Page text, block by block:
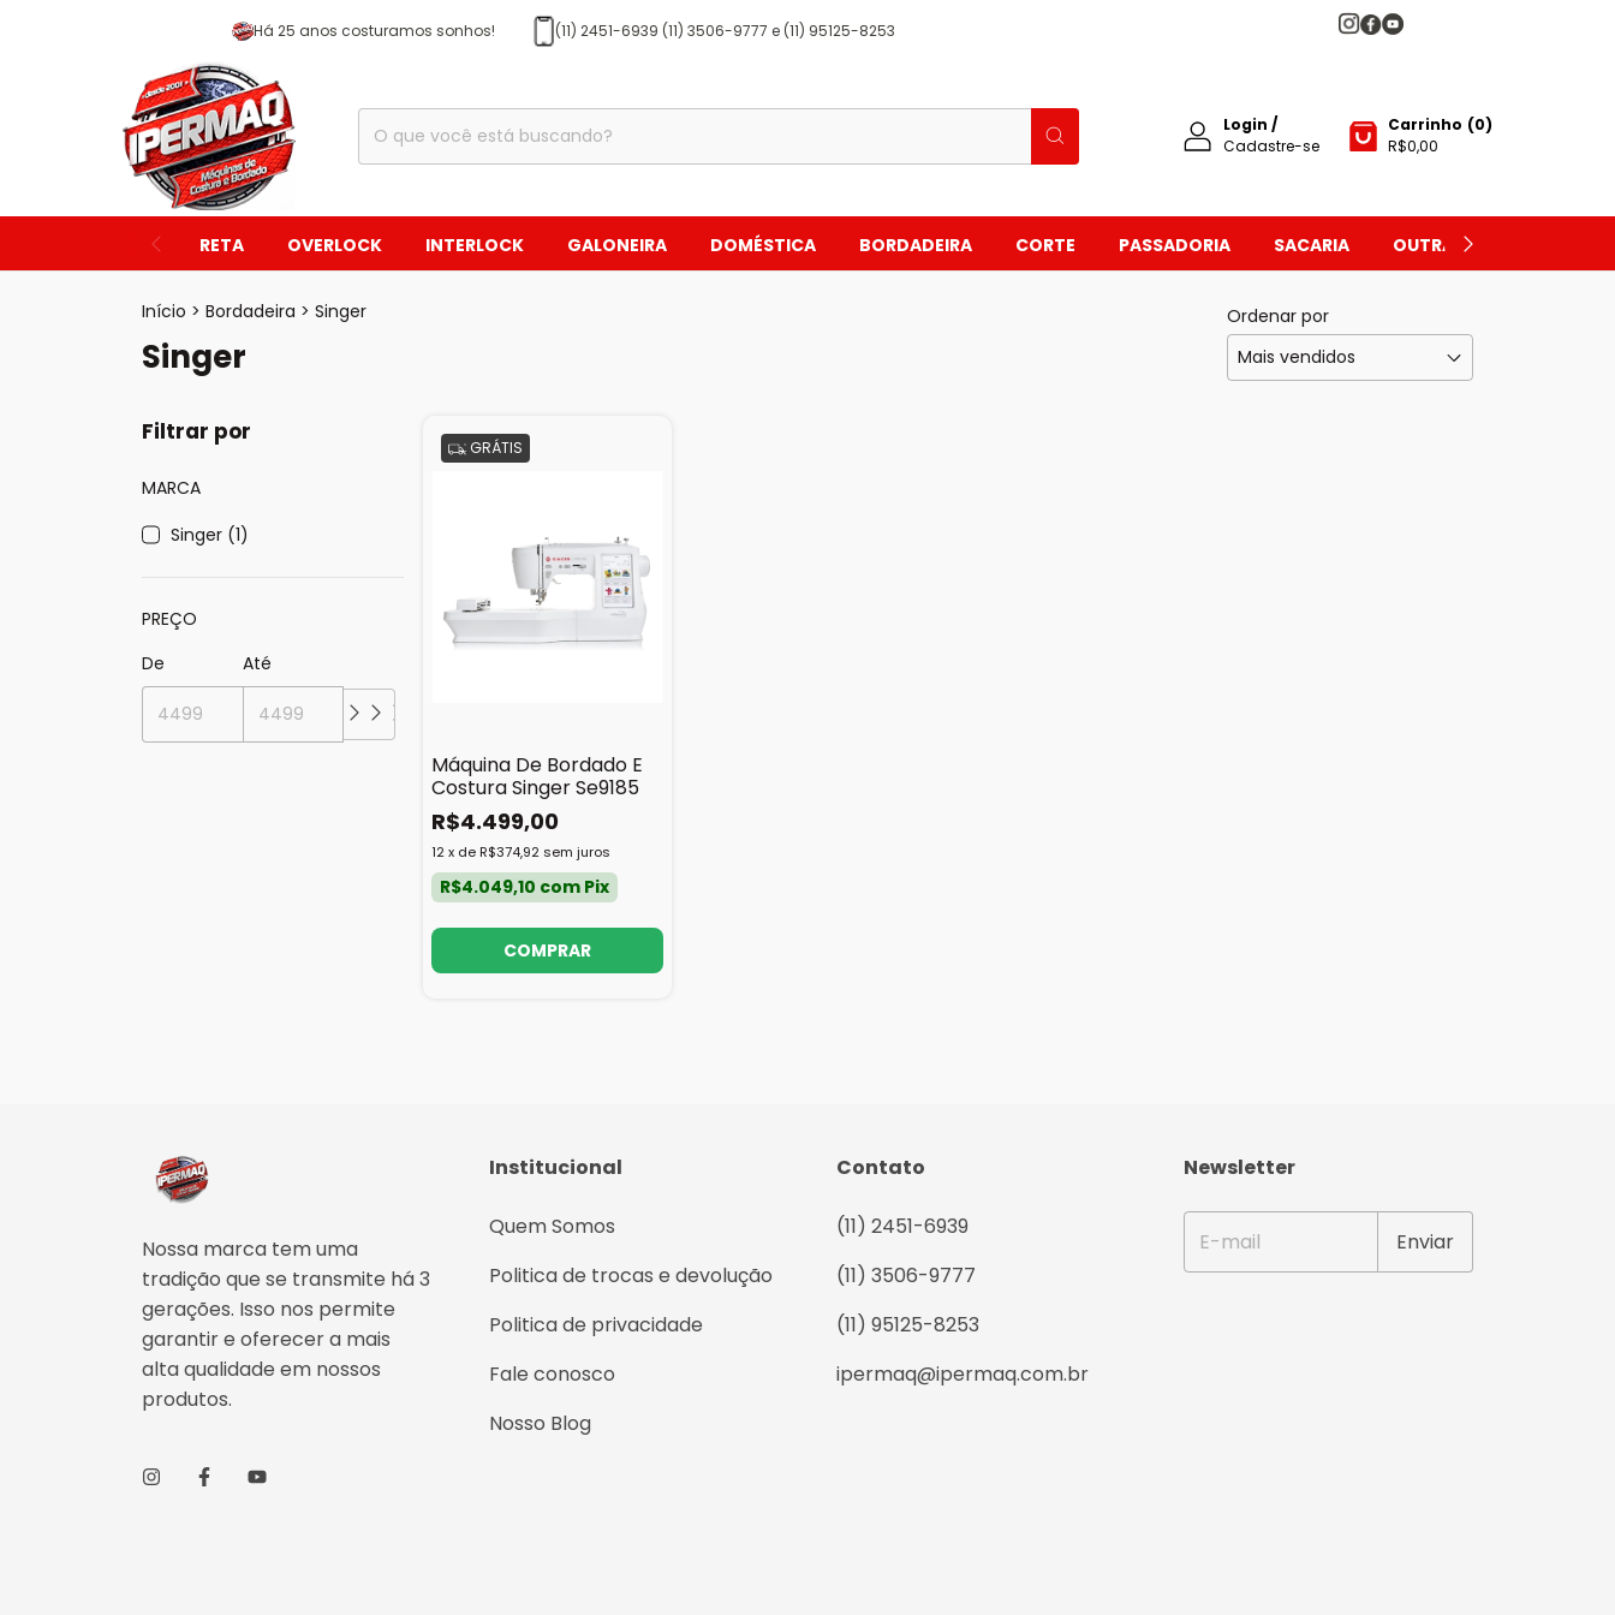
Há 25 anos costuramos sonhos! (11) 2451-6939 (11) 3506-9777 e (11) 95125-8253
Login /
Cadastre-se
Carrinho (0)
R$0,00
RETA OVERLOCK INTERLOCK GALONEIRA DOMÉSTICA BORDADEIRA CORTE PASSADORIA SACARIA OUTRAS MÁQUINAS
Início > Bordadeira > Singer
Singer
Ordenar por
Filtrar por
MARCA
Singer (1)
PREÇO
De
Até
GRÁTIS
Máquina De Bordado E
Costura Singer Se9185
R$4.499,00
12 x de R$374,92 sem juros
R$4.049,10 com Pix
Nossa marca tem uma
tradição que se transmite há 3
gerações. Isso nos permite
garantir e oferecer a mais
alta qualidade em nossos
produtos.
Institucional
Quem Somos
Politica de trocas e devolução
Politica de privacidade
Fale conosco
Nosso Blog
Contato
(11) 2451-6939
(11) 3506-9777
(11) 95125-8253
ipermaq@ipermaq.com.br
Newsletter